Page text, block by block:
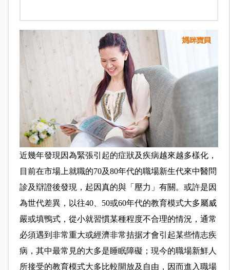
近幾年發現因為緊張引起的症狀及疾病越來越多樣化，
目前在市場上就職的70及80年代的職場新生代來中醫問
診及辯證後發現，起因真的與「 壓力 」 有關 。 或許是因
為世代差異，以往40、 50或60年代的教育模式大多屬威
嚴或填鴨式， 從小就習慣某種程度不合理的情況 ， 通常
必須遇到非常重大或經濟非常拮据才會引起某些情志疾
病 ，其中最常見的大多是睡眠障礙 ；現今的職場新鮮人
所接受的教育模式大多比較開放及自由，因而進入職場